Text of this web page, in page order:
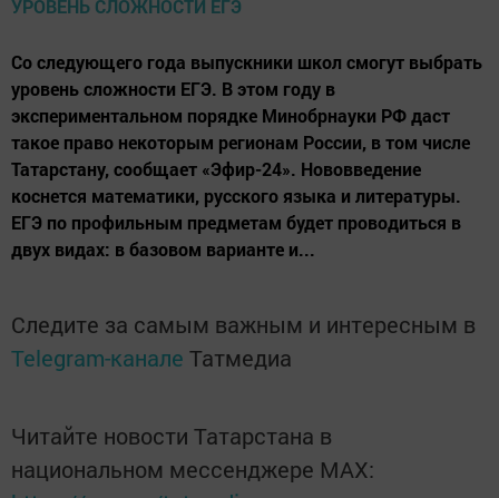
Со следующего года выпускники школ смогут выбрать
уровень сложности ЕГЭ. В этом году в
экспериментальном порядке Минобрнауки РФ даст
такое право некоторым регионам России, в том числе
Татарстану, сообщает «Эфир-24». Нововведение
коснется математики, русского языка и литературы.
ЕГЭ по профильным предметам будет проводиться в
двух видах: в базовом варианте и...
Следите за самым важным и интересным в
Telegram-канале Татмедиа
Читайте новости Татарстана в
национальном мессенджере MАХ: